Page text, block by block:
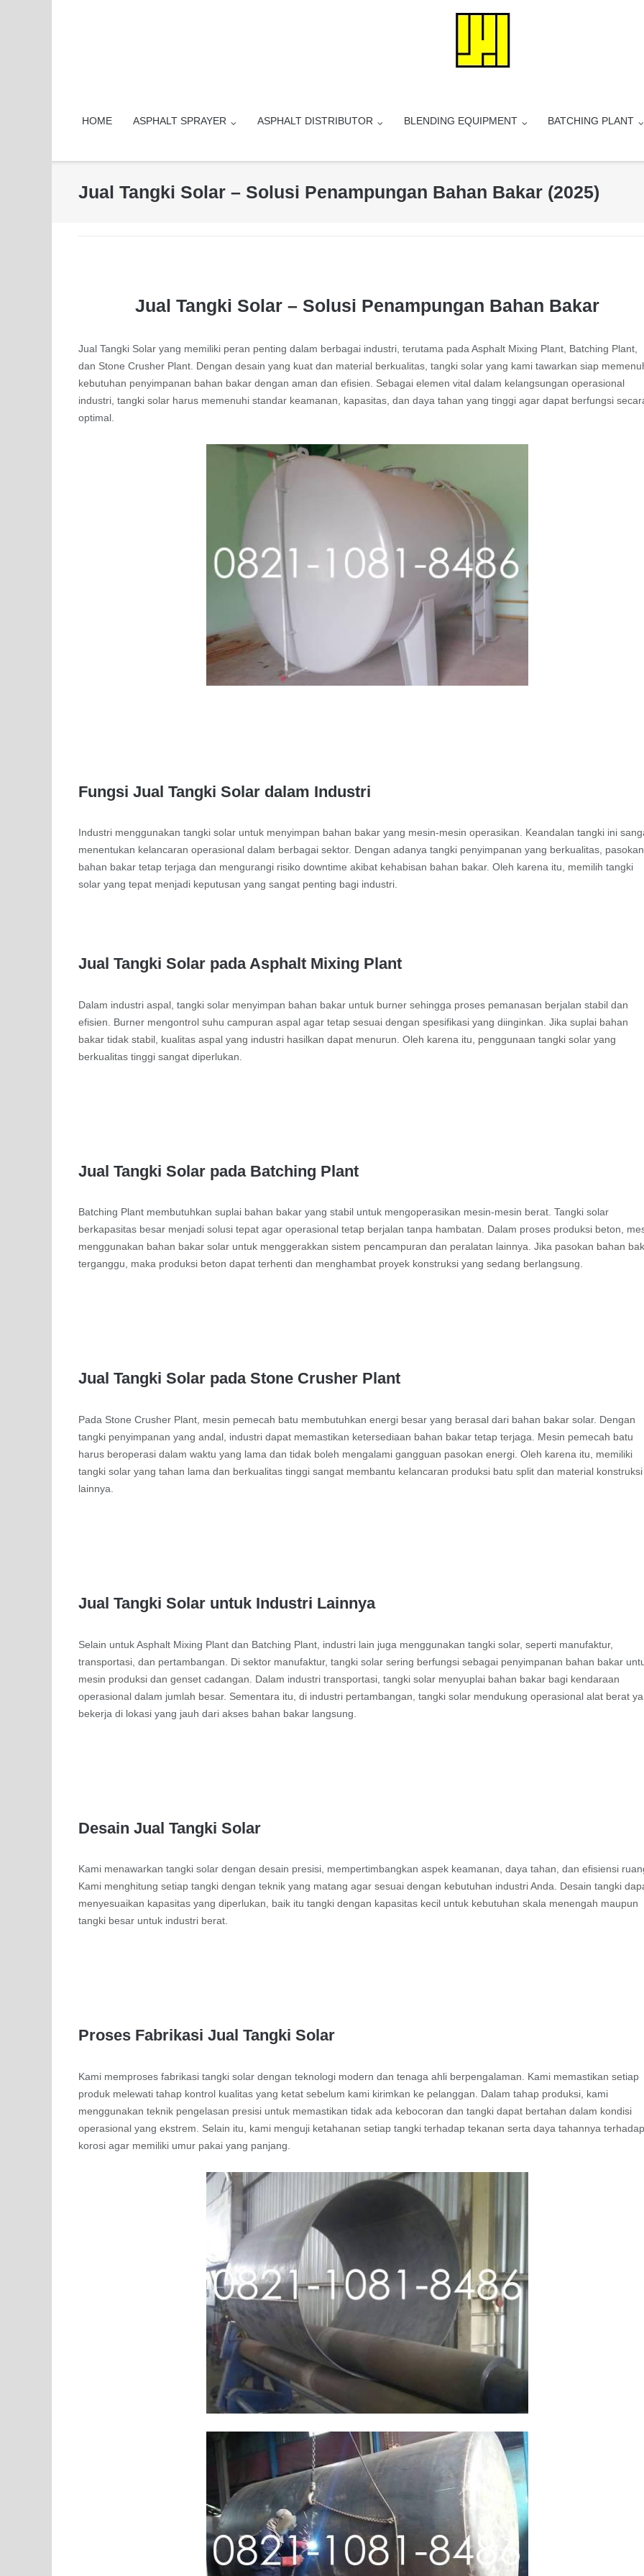
HOME ASPHALT SPRAYER ASPHALT DISTRIBUTOR BLENDING EQUIPMENT BATCHING PLANT
Jual Tangki Solar – Solusi Penampungan Bahan Bakar (2025)
Jual Tangki Solar – Solusi Penampungan Bahan Bakar
Jual Tangki Solar yang memiliki peran penting dalam berbagai industri, terutama pada Asphalt Mixing Plant, Batching Plant,
dan Stone Crusher Plant. Dengan desain yang kuat dan material berkualitas, tangki solar yang kami tawarkan siap
kebutuhan penyimpanan bahan bakar dengan aman dan efisien. Sebagai elemen vital dalam kelangsungan operasional
industri, tangki solar harus memenuhi standar keamanan, kapasitas, dan daya tahan yang tinggi agar dapat berfungsi
optimal.
Fungsi Jual Tangki Solar dalam Industri
Industri menggunakan tangki solar untuk menyimpan bahan bakar yang mesin-mesin operasikan. Keandalan tangki ini
menentukan kelancaran operasional dalam berbagai sektor. Dengan adanya tangki penyimpanan yang berkualitas, pasokan
bahan bakar tetap terjaga dan mengurangi risiko downtime akibat kehabisan bahan bakar. Oleh karena itu, memilih tangki
solar yang tepat menjadi keputusan yang sangat penting bagi industri.
Jual Tangki Solar pada Asphalt Mixing Plant
Dalam industri aspal, tangki solar menyimpan bahan bakar untuk burner sehingga proses pemanasan berjalan stabil dan
efisien. Burner mengontrol suhu campuran aspal agar tetap sesuai dengan spesifikasi yang diinginkan. Jika suplai bahan
bakar tidak stabil, kualitas aspal yang industri hasilkan dapat menurun. Oleh karena itu, penggunaan tangki solar yang
berkualitas tinggi sangat diperlukan.
Jual Tangki Solar pada Batching Plant
Batching Plant membutuhkan suplai bahan bakar yang stabil untuk mengoperasikan mesin-mesin berat. Tangki solar
berkapasitas besar menjadi solusi tepat agar operasional tetap berjalan tanpa hambatan. Dalam proses produksi beton,
menggunakan bahan bakar solar untuk menggerakkan sistem pencampuran dan peralatan lainnya. Jika pasokan bahan
terganggu, maka produksi beton dapat terhenti dan menghambat proyek konstruksi yang sedang berlangsung.
Jual Tangki Solar pada Stone Crusher Plant
Pada Stone Crusher Plant, mesin pemecah batu membutuhkan energi besar yang berasal dari bahan bakar solar. Dengan
tangki penyimpanan yang andal, industri dapat memastikan ketersediaan bahan bakar tetap terjaga. Mesin pemecah batu
harus beroperasi dalam waktu yang lama dan tidak boleh mengalami gangguan pasokan energi. Oleh karena itu, memiliki
tangki solar yang tahan lama dan berkualitas tinggi sangat membantu kelancaran produksi batu split dan material konstruksi
lainnya.
Jual Tangki Solar untuk Industri Lainnya
Selain untuk Asphalt Mixing Plant dan Batching Plant, industri lain juga menggunakan tangki solar, seperti manufaktur,
transportasi, dan pertambangan. Di sektor manufaktur, tangki solar sering berfungsi sebagai penyimpanan bahan bakar
mesin produksi dan genset cadangan. Dalam industri transportasi, tangki solar menyuplai bahan bakar bagi kendaraan
operasional dalam jumlah besar. Sementara itu, di industri pertambangan, tangki solar mendukung operasional alat berat
bekerja di lokasi yang jauh dari akses bahan bakar langsung.
Desain Jual Tangki Solar
Kami menawarkan tangki solar dengan desain presisi, mempertimbangkan aspek keamanan, daya tahan, dan efisiensi
Kami menghitung setiap tangki dengan teknik yang matang agar sesuai dengan kebutuhan industri Anda. Desain tangki
menyesuaikan kapasitas yang diperlukan, baik itu tangki dengan kapasitas kecil untuk kebutuhan skala menengah maupun
tangki besar untuk industri berat.
Proses Fabrikasi Jual Tangki Solar
Kami memproses fabrikasi tangki solar dengan teknologi modern dan tenaga ahli berpengalaman. Kami memastikan setiap
produk melewati tahap kontrol kualitas yang ketat sebelum kami kirimkan ke pelanggan. Dalam tahap produksi, kami
menggunakan teknik pengelasan presisi untuk memastikan tidak ada kebocoran dan tangki dapat bertahan dalam kondisi
operasional yang ekstrem. Selain itu, kami menguji ketahanan setiap tangki terhadap tekanan serta daya tahannya
korosi agar memiliki umur pakai yang panjang.